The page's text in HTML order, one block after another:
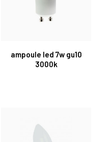
ampoule led 7w gu10
3000k